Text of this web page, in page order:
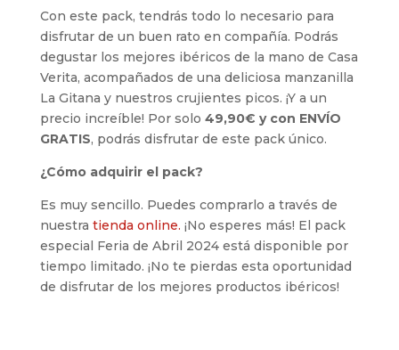
Con este pack, tendrás todo lo necesario para
disfrutar de un buen rato en compañía. Podrás
degustar los mejores ibéricos de la mano de Casa
Verita, acompañados de una deliciosa manzanilla
La Gitana y nuestros crujientes picos. ¡Y a un
precio increíble! Por solo 49,90€ y con ENVÍO
GRATIS, podrás disfrutar de este pack único.
¿Cómo adquirir el pack?
Es muy sencillo. Puedes comprarlo a través de
nuestra tienda online. ¡No esperes más! El pack
especial Feria de Abril 2024 está disponible por
tiempo limitado. ¡No te pierdas esta oportunidad
de disfrutar de los mejores productos ibéricos!